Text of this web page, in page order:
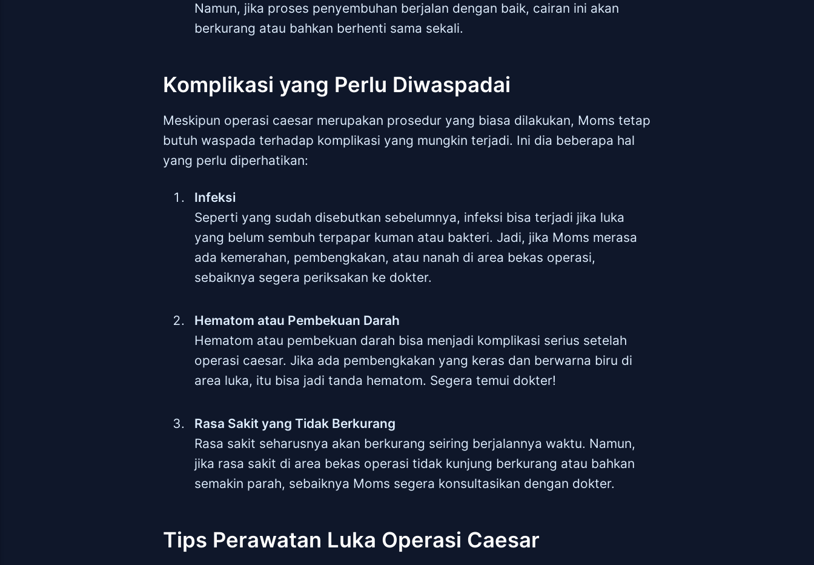
Namun, jika proses penyembuhan berjalan dengan baik, cairan ini akan
berkurang atau bahkan berhenti sama sekali.
Komplikasi yang Perlu Diwaspadai
Meskipun operasi caesar merupakan prosedur yang biasa dilakukan, Moms tetap
butuh waspada terhadap komplikasi yang mungkin terjadi. Ini dia beberapa hal
yang perlu diperhatikan:
Infeksi
Seperti yang sudah disebutkan sebelumnya, infeksi bisa terjadi jika luka
yang belum sembuh terpapar kuman atau bakteri. Jadi, jika Moms merasa
ada kemerahan, pembengkakan, atau nanah di area bekas operasi,
sebaiknya segera periksakan ke dokter.
Hematom atau Pembekuan Darah
Hematom atau pembekuan darah bisa menjadi komplikasi serius setelah
operasi caesar. Jika ada pembengkakan yang keras dan berwarna biru di
area luka, itu bisa jadi tanda hematom. Segera temui dokter!
Rasa Sakit yang Tidak Berkurang
Rasa sakit seharusnya akan berkurang seiring berjalannya waktu. Namun,
jika rasa sakit di area bekas operasi tidak kunjung berkurang atau bahkan
semakin parah, sebaiknya Moms segera konsultasikan dengan dokter.
Tips Perawatan Luka Operasi Caesar